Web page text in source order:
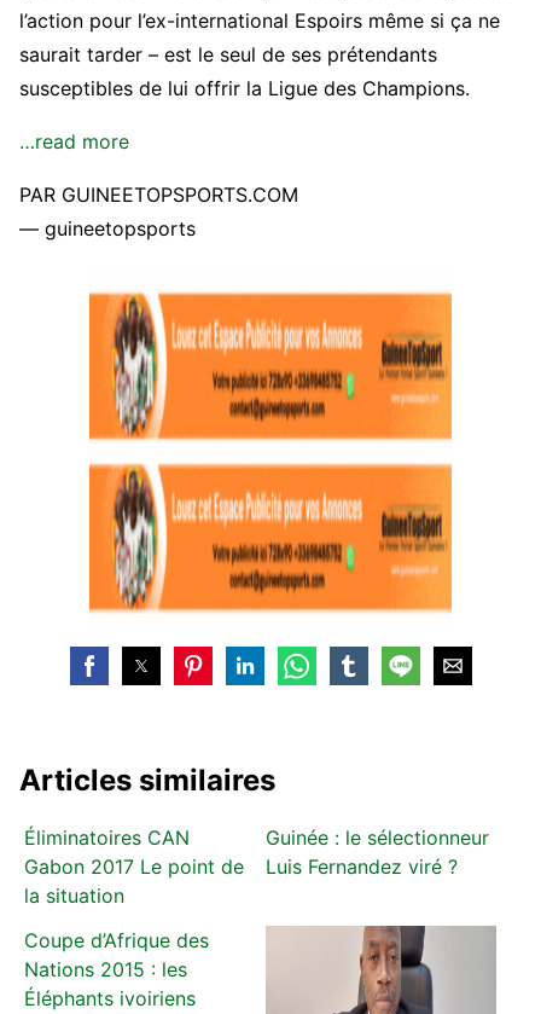
l’action pour l’ex-international Espoirs même si ça ne
saurait tarder – est le seul de ses prétendants
susceptibles de lui offrir la Ligue des Champions.
…read more
PAR GUINEETOPSPORTS.COM
— guineetopsports
Articles similaires
Éliminatoires CAN
Gabon 2017 Le point de
la situation
Guinée : le sélectionneur
Luis Fernandez viré ?
Coupe d’Afrique des
Nations 2015 : les
Éléphants ivoiriens